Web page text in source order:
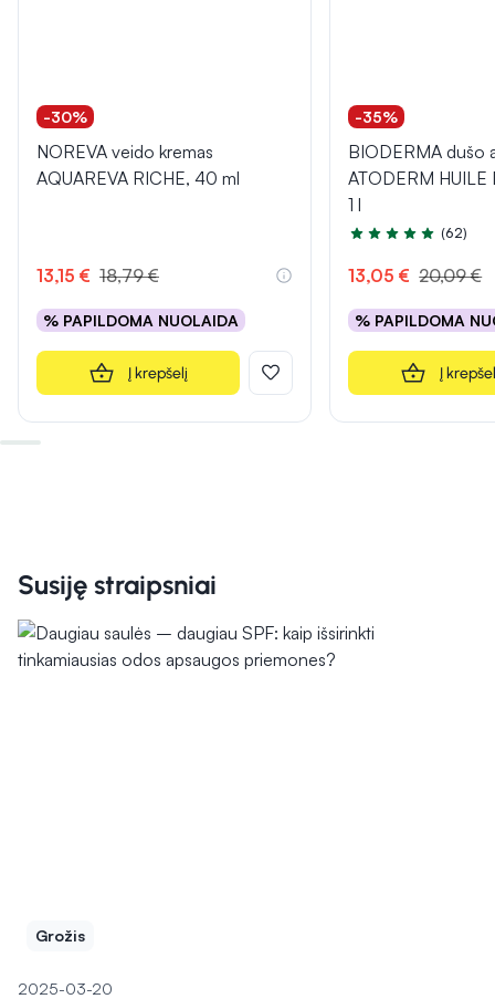
-30%
NOREVA veido kremas
AQUAREVA RICHE, 40 ml
13,15 € 18,79 €
% PAPILDOMA NUOLAIDA
Į krepšelį
-35%
BIODERMA dušo
ATODERM HUILE
1 l
Įvertinimas 5.0 iš 5
(62)
13,05 € 20,09 €
% PAPILDOMA
Į
Susiję straipsniai
Grožis
2025-03-20